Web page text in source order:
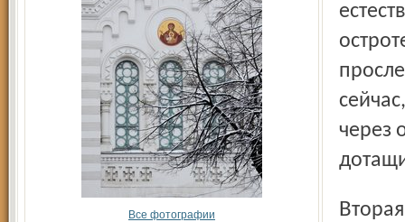
Все фотографии
через
Вторая треть игры началась осмысленными и хорошо